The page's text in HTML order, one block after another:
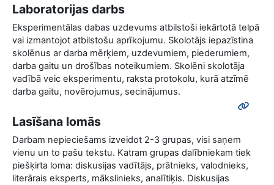
Laboratorijas darbs
Eksperimentālas dabas uzdevums atbilstoši iekārtotā telpā
vai izmantojot atbilstošu aprīkojumu. Skolotājs iepazīstina
skolēnus ar darba mērķiem, uzdevumiem, piederumiem,
darba gaitu un drošības noteikumiem. Skolēni skolotāja
vadībā veic eksperimentu, raksta protokolu, kurā atzīmē
darba gaitu, novērojumus, secinājumus.
Lasīšana lomās
Darbam nepieciešams izveidot 2-3 grupas, visi saņem
vienu un to pašu tekstu. Katram grupas dalībniekam tiek
piešķirta loma: diskusijas vadītājs, prātnieks, valodnieks,
literārais eksperts, mākslinieks, analītiķis. Diskusijas